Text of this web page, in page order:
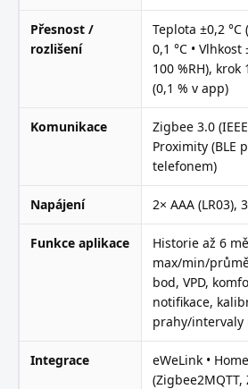
Přesnost /
rozlišení
Teplota ±0,2 °C
0,1 °C • Vlhkost
100 %RH),
(0,1 % v app)
Komunikace
Zigbee 3.0
Proximity (BLE
telefonem)
Napájení 2× AAA (LR03),
Funkce aplikace
Historie až 6
max/min/
bod, VPD,
notifikace,
prahy/intervaly
Integrace
eWeLink •
(Zigbee2MQTT,